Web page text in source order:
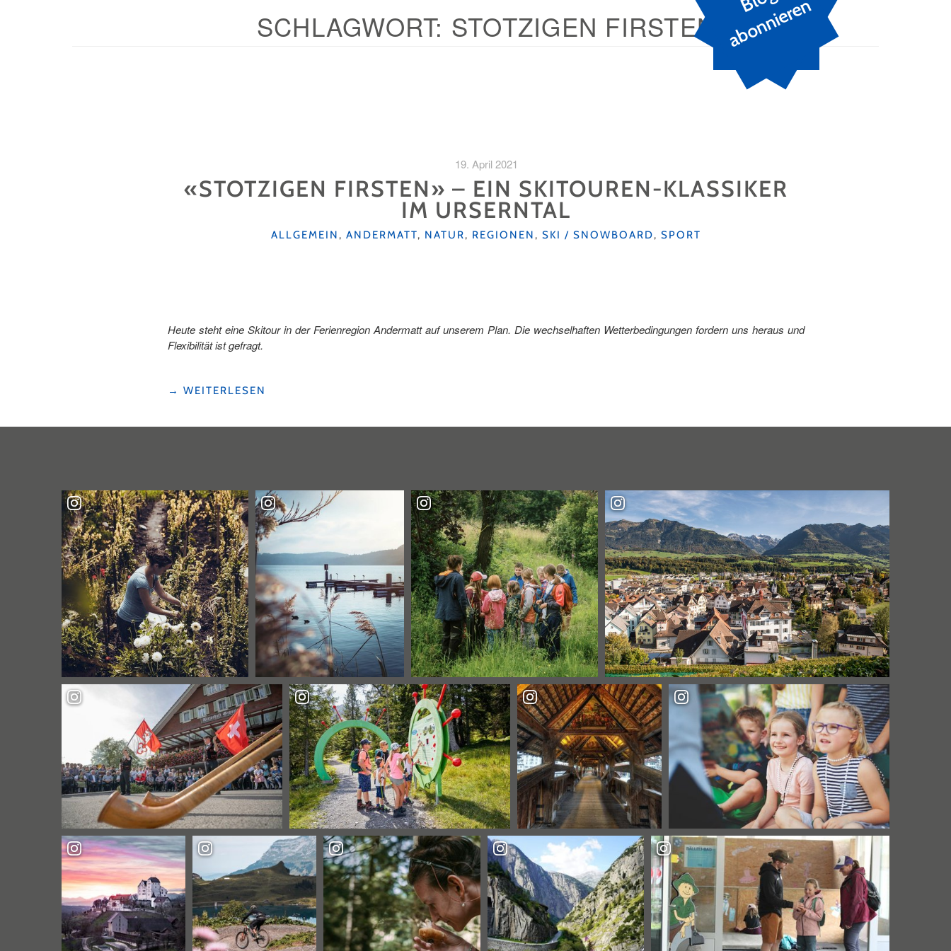
n
SCHLAGWORT: STOTZIGEN FIRSTEN
19. April 2021
«STOTZIGEN FIRSTEN» – EIN SKITOUREN-KLASSIKER
IM URSERNTAL
KATEGORIEN
ALLGEMEIN, ANDERMATT, NATUR, REGIONEN, SKI / SNOWBOARD, SPORT
Heute steht eine Skitour in der Ferienregion Andermatt auf unserem Plan. Die wechselhaften Wetterbedingungen fordern uns heraus und
Flexibilität ist gefragt.
"«STOTZIGEN
URSERNTAL"
→ WEITERLESEN